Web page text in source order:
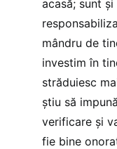
acasă; sunt
mândru de
investim în
străduiesc
știu să
verificare și
fie bine